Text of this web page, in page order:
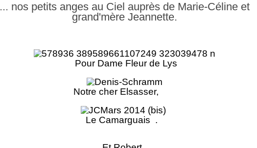
... nos petits anges au Ciel auprès de Marie-Céline et
grand'mère Jeannette.
Pour Dame Fleur de Lys
Notre cher Elsasser,
Le Camarguais .